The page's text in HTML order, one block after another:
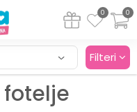
0
0
fotelje
Filteri